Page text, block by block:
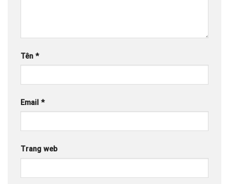
Tên *
Email *
Trang web